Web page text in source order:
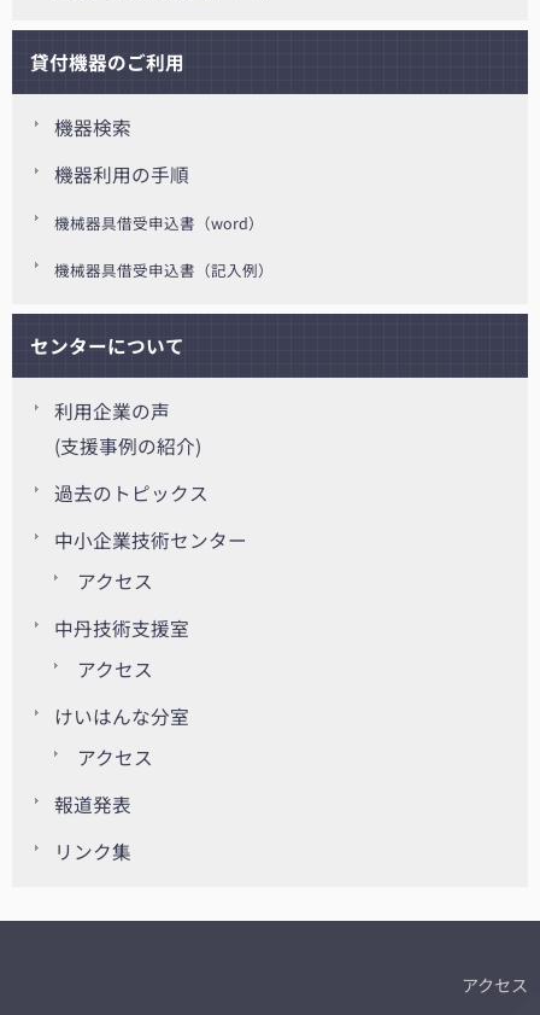
貸付機器のご利用
機器検索
機器利用の手順
機械器具借受申込書（word）
機械器具借受申込書（記入例）
センターについて
利用企業の声
(支援事例の紹介)
過去のトピックス
中小企業技術センター
アクセス
中丹技術支援室
アクセス
けいはんな分室
アクセス
報道発表
リンク集
アクセス